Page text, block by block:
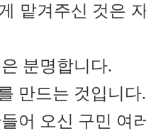
맡겨주신 것은
분명합니다.
만드는 것입니다.
어 오신 구민 여